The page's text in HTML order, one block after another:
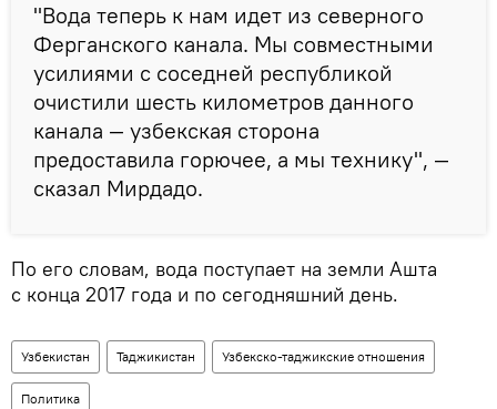
"Вода теперь к нам идет из северного
Ферганского канала. Мы совместными
усилиями с соседней республикой
очистили шесть километров данного
канала — узбекская сторона
предоставила горючее, а мы технику", —
сказал Мирдадо.
По его словам, вода поступает на земли Ашта
с конца 2017 года и по сегодняшний день.
Узбекистан Таджикистан Узбекско-таджикские отношения
Политика